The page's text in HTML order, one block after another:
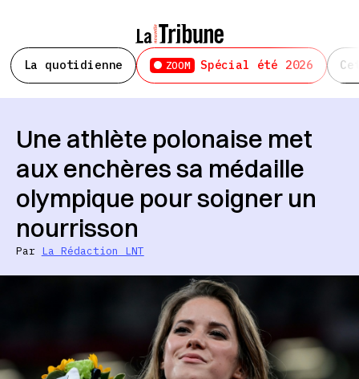
La quotidienne ZOOM Spécial été 2026
Une athlète polonaise met
aux enchères sa médaille
olympique pour soigner un
nourrisson
Par La Rédaction LNT